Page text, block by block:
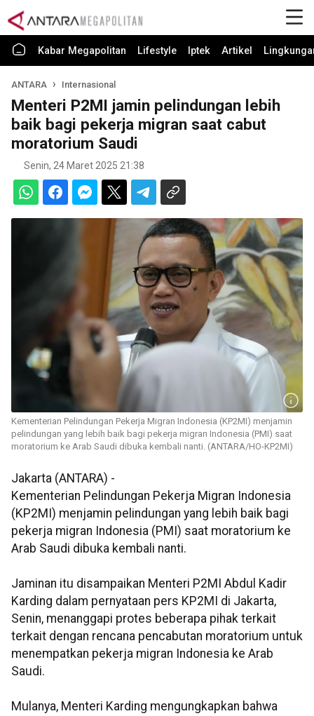
Kabar Megapolitan Lifestyle Iptek Artikel
ANTARA Internasional
Menteri P2MI jamin pelindungan lebih
baik bagi pekerja migran saat cabut
moratorium Saudi
Senin, 24 Maret 2025 21:38
Kementerian Pelindungan Pekerja Migran Indonesia (KP2MI) menjamin
pelindungan yang lebih baik bagi pekerja migran Indonesia (PMI) saat
moratorium ke Arab Saudi dibuka kembali nanti. (ANTARA/HO-KP2MI)
Jakarta (ANTARA) -
Kementerian Pelindungan Pekerja Migran Indonesia
(KP2MI) menjamin pelindungan yang lebih baik bagi
pekerja migran Indonesia (PMI) saat moratorium ke
Arab Saudi dibuka kembali nanti.
Jaminan itu disampaikan Menteri P2MI Abdul Kadir
Karding dalam pernyataan pers KP2MI di Jakarta,
Senin, menanggapi protes beberapa pihak terkait
terkait dengan rencana pencabutan moratorium untuk
menempatkan pekerja migran Indonesia ke Arab
Saudi.
Mulanya, Menteri Karding mengungkapkan bahwa